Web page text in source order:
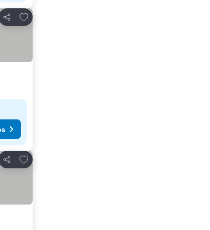
Partilhar
Adicionar aos favoritos
Partilhar
Adicionar aos favoritos